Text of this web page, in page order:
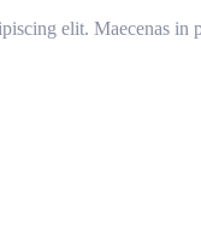
elit. Maecenas